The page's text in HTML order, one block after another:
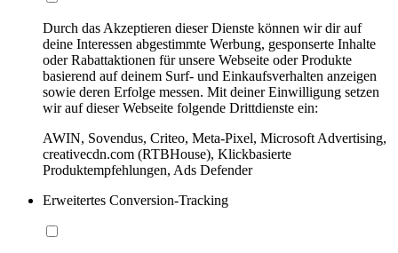
Durch das Akzeptieren dieser Dienste können wir dir auf
deine Interessen abgestimmte Werbung, gesponserte Inhalte
oder Rabattaktionen für unsere Webseite oder Produkte
basierend auf deinem Surf- und Einkaufsverhalten anzeigen
sowie deren Erfolge messen. Mit deiner Einwilligung setzen
wir auf dieser Webseite folgende Drittdienste ein:
AWIN, Sovendus, Criteo, Meta-Pixel, Microsoft Advertising,
creativecdn.com (RTBHouse), Klickbasierte
Produktempfehlungen, Ads Defender
Erweitertes Conversion-Tracking